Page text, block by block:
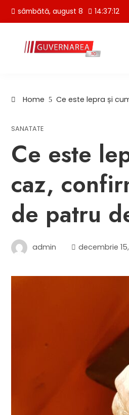
Skip sâmbătă, august 8 14:37:13
Home Ce este lepra și
SANATATE
Ce este
caz,
de patru
admin decembrie